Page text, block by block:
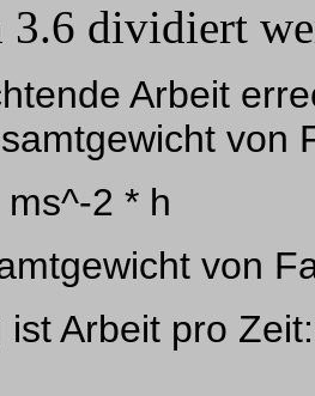
3.6 dividiert
Arbeit
von
2 * h
von
Arbeit pro Zeit: